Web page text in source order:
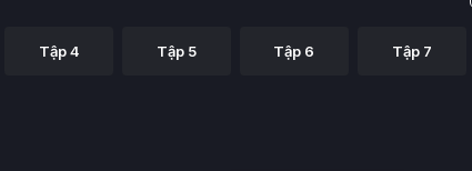
Tập 4 Tập 5 Tập 6 Tập 7